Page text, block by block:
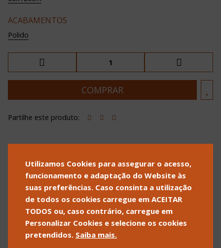
ACABAMENTOS
Polido
Partilhe este produto:
POLÍTICA DE PRIVACIDADE
POLÍTICA DE COOKIES
TERMOS E CONDIÇÕES DE
VENDA
SOBRE A ALLSFOR
CONTACTOS
T +351 262 502 540
NACIONAL
INFO@ALLSFOR.COM
Utilizamos Cookies para assegurar o acesso,
funcionamento e adaptação do Website às
suas preferências. Caso consinta a utilização
de todos os cookies carregue em ACEITAR
TODOS ou, caso contrário, carregue em
Personalizar Cookies e selecione os cookies
pretendidos. Saiba mais.